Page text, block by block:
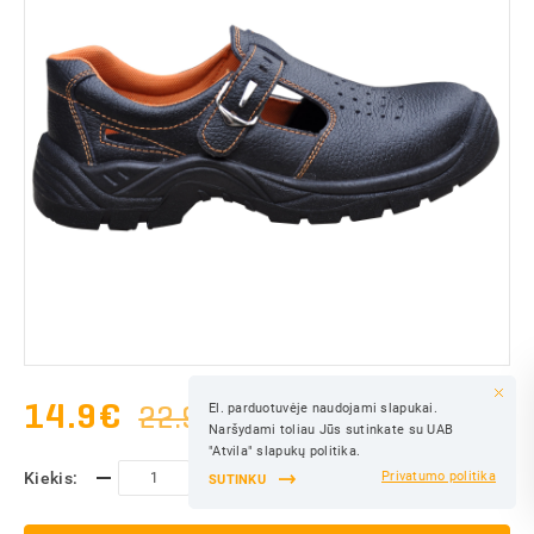
14.9€22.99€
Kiekis:
El. parduotuvėje naudojami slapukai.
Naršydami toliau Jūs sutinkate su UAB
"Atvila" slapukų politika.
SUTINKU
Privatumo politika
IŠSAUGOTI
IŠSAUGOTI